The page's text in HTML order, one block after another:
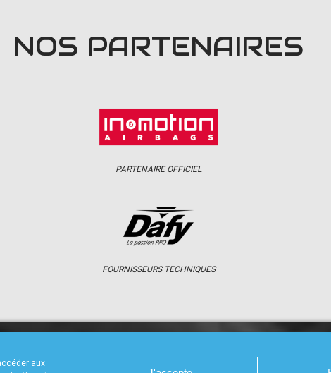
aux
NOS PARTENAIRES
PARTENAIRE OFFICIEL
FOURNISSEURS TECHNIQUES
CALENDRIER RÉSULTATS PHOTOS /